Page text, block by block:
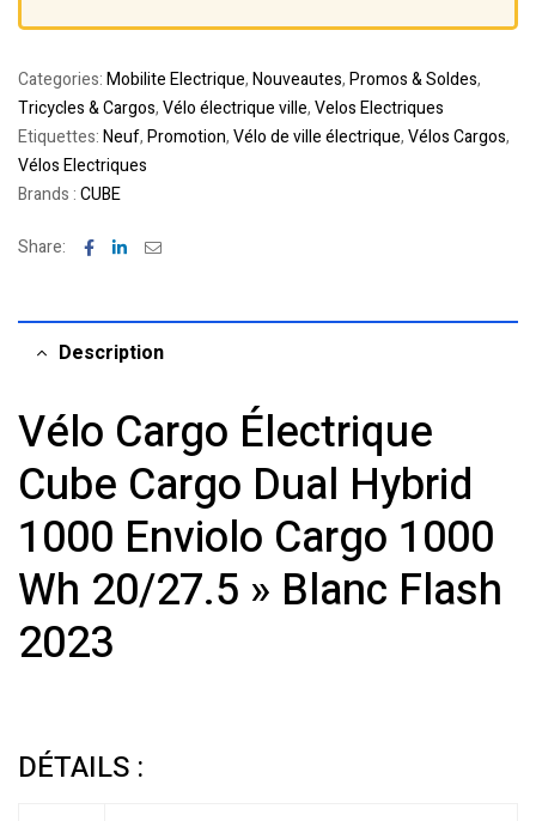
Categories:Mobilite Electrique,Nouveautes,Promos & Soldes,
Tricycles & Cargos,Vélo électrique ville,Velos Electriques
Etiquettes:Neuf,Promotion,Vélo de ville électrique,Vélos Cargos,
Vélos Electriques
Brands :CUBE
Share: Facebook
LinkedinEmail
Description
Vélo Cargo Électrique
Cube Cargo Dual Hybrid
1000 Enviolo Cargo 1000
Wh 20/27.5 » Blanc Flash
2023
DÉTAILS :